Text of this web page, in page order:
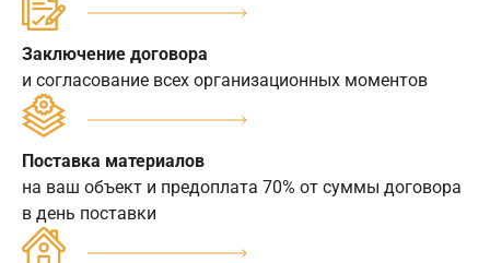
Заключение договора
и согласование всех организационных моментов
Поставка материалов
на ваш объект и предоплата 70% от суммы договора
в день поставки